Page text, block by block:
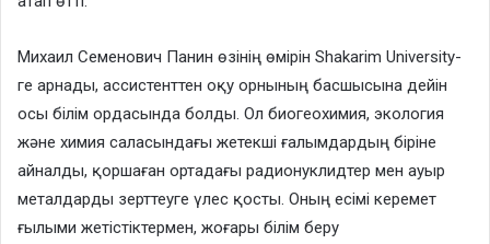
Михаил Семенович Панин өзінің өмірін Shakarim University-
ге арнады, ассистенттен оқу орнының басшысына дейін
осы білім ордасында болды. Ол биогеохимия, экология
және химия саласындағы жетекші ғалымдардың біріне
айналды, қоршаған ортадағы радионуклидтер мен ауыр
металдарды зерттеуге үлес қосты. Оның есімі керемет
ғылыми жетістіктермен, жоғары білім беру